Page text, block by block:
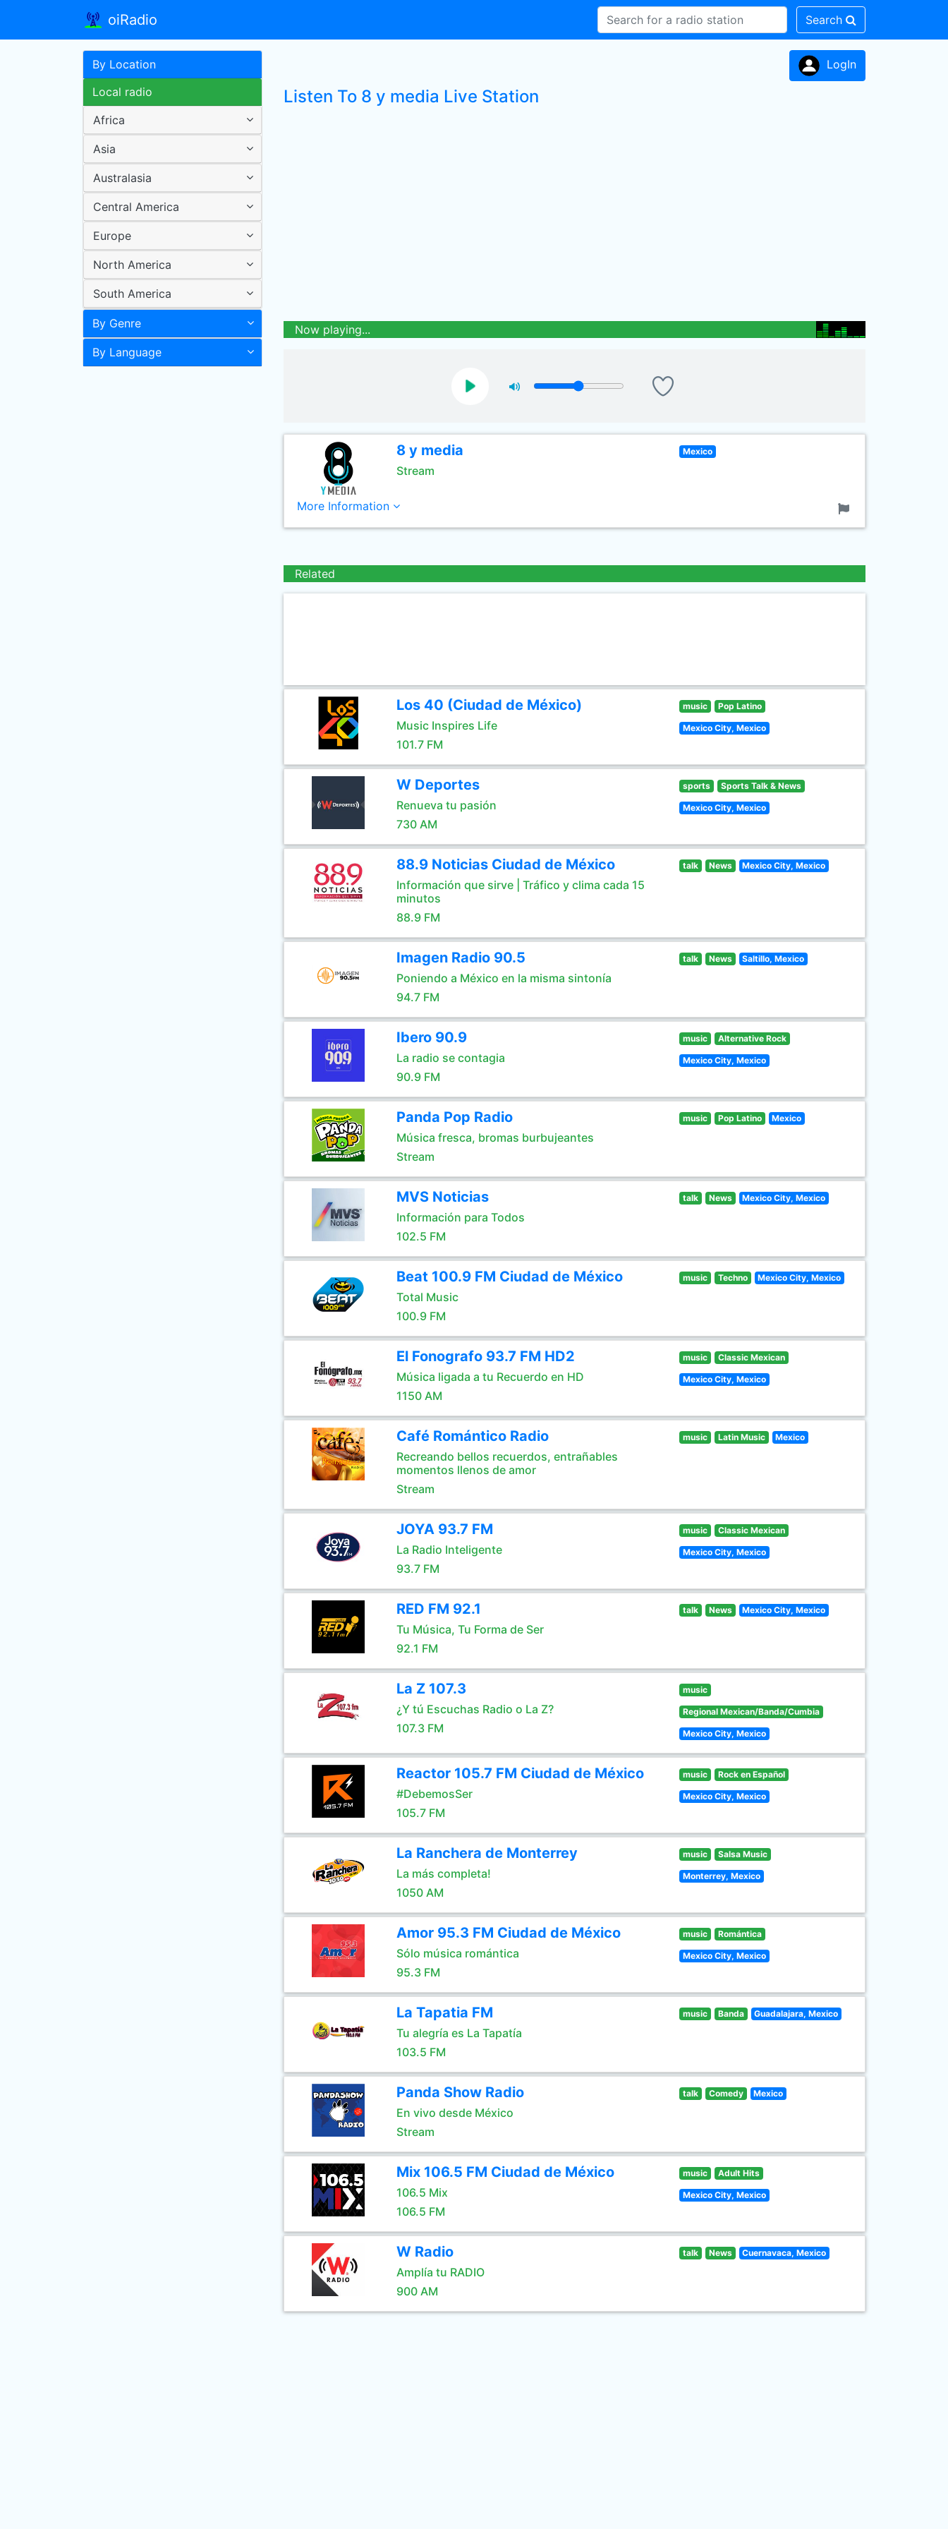
oiRadio Search
By Location
Local radio
Africa
Asia
Australasia
Central America
Europe
North America
South America
By Genre
By Language
LogIn
Listen To 8 y media Live Station
Now playing...
8 y media
Stream
Mexico
More Information
Related
Los 40 (Ciudad de México)
Music Inspires Life
101.7 FM
music Pop Latino
Mexico City, Mexico
W Deportes
Renueva tu pasión
730 AM
sports Sports Talk & News
Mexico City, Mexico
88.9 Noticias Ciudad de México
Información que sirve | Tráfico y clima cada 15
minutos
88.9 FM
talk News Mexico City, Mexico
Imagen Radio 90.5
Poniendo a México en la misma sintonía
94.7 FM
talk News Saltillo, Mexico
Ibero 90.9
La radio se contagia
90.9 FM
music Alternative Rock
Mexico City, Mexico
Panda Pop Radio
Música fresca, bromas burbujeantes
Stream
music Pop Latino Mexico
MVS Noticias
Información para Todos
102.5 FM
talk News Mexico City, Mexico
Beat 100.9 FM Ciudad de México
Total Music
100.9 FM
music Techno Mexico City, Mexico
El Fonografo 93.7 FM HD2
Música ligada a tu Recuerdo en HD
1150 AM
music Classic Mexican
Mexico City, Mexico
Café Romántico Radio
Recreando bellos recuerdos, entrañables
momentos llenos de amor
Stream
music Latin Music Mexico
JOYA 93.7 FM
La Radio Inteligente
93.7 FM
music Classic Mexican
Mexico City, Mexico
RED FM 92.1
Tu Música, Tu Forma de Ser
92.1 FM
talk News Mexico City, Mexico
La Z 107.3
¿Y tú Escuchas Radio o La Z?
107.3 FM
music
Regional Mexican/Banda/Cumbia
Mexico City, Mexico
Reactor 105.7 FM Ciudad de México
#DebemosSer
105.7 FM
music Rock en Español
Mexico City, Mexico
La Ranchera de Monterrey
La más completa!
1050 AM
music Salsa Music
Monterrey, Mexico
Amor 95.3 FM Ciudad de México
Sólo música romántica
95.3 FM
music Romántica
Mexico City, Mexico
La Tapatia FM
Tu alegría es La Tapatía
103.5 FM
music Banda Guadalajara, Mexico
Panda Show Radio
En vivo desde México
Stream
talk Comedy Mexico
Mix 106.5 FM Ciudad de México
106.5 Mix
106.5 FM
music Adult Hits
Mexico City, Mexico
W Radio
Amplía tu RADIO
900 AM
talk News Cuernavaca, Mexico